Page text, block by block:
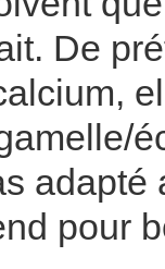
De
adapté
pour